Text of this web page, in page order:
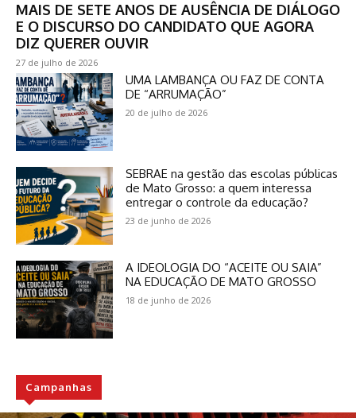
MAIS DE SETE ANOS DE AUSÊNCIA DE DIÁLOGO
E O DISCURSO DO CANDIDATO QUE AGORA
DIZ QUERER OUVIR
27 de julho de 2026
UMA LAMBANÇA OU FAZ DE CONTA
DE “ARRUMAÇÃO”
20 de julho de 2026
SEBRAE na gestão das escolas públicas
de Mato Grosso: a quem interessa
entregar o controle da educação?
23 de junho de 2026
A IDEOLOGIA DO “ACEITE OU SAIA”
NA EDUCAÇÃO DE MATO GROSSO
18 de junho de 2026
Campanhas